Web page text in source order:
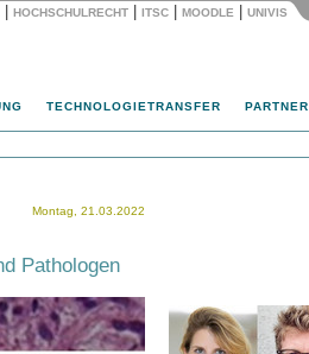
HOCHSCHULRECHT ITSC MOODLE UNIVIS
TECHNOLOGIETRANSFER PARTNER
Montag, 21.03.2022
Pathologen